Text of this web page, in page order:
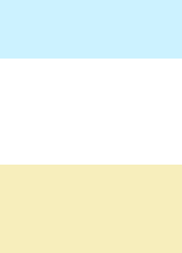
Cristiana